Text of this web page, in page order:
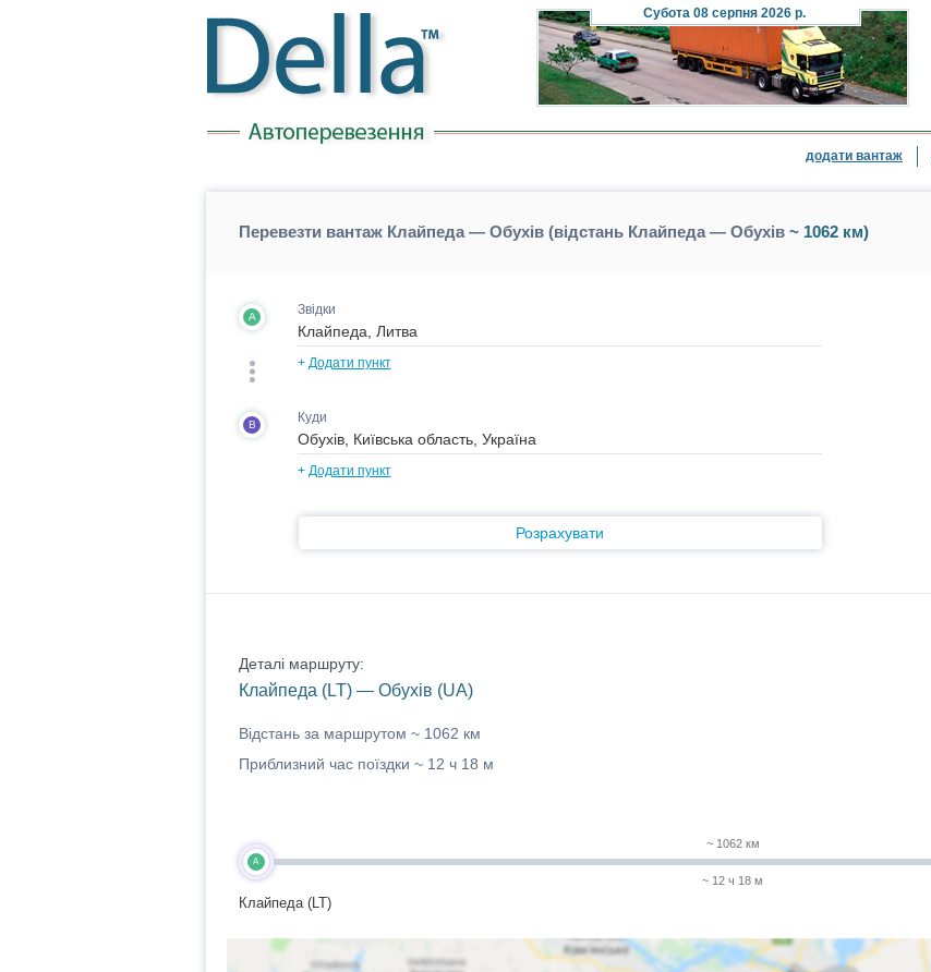
Субота08 серпня 2026 р.
додати вантаж
Перевезти вантаж Клайпеда — Обухів (відстань Клайпеда — Обухів~ 1062 км)
A Звідки
+ Додати пункт
B Куди
+ Додати пункт
Розрахувати
Деталі маршруту:
Клайпеда (LT) — Обухів (UA)
Відстань за маршрутом ~ 1062 км
Приблизний час поїздки ~ 12 ч 18 м
A
Клайпеда (LT)
~ 1062 км
~ 12 ч 18 м